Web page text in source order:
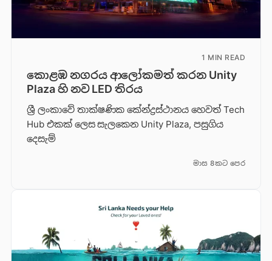
1 MIN READ
කොළඹ නගරය ආලෝකමත් කරන Unity
Plaza හි නව LED තිරය
ශ්‍රී ලංකාවේ තාක්ෂණික කේන්ද්‍රස්ථානය හෙවත් Tech
Hub එකක් ලෙස සැලකෙන Unity Plaza, පසුගිය
දෙසැම්
මාස 8කට පෙර